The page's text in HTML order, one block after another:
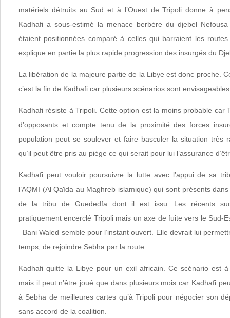
matériels détruits au Sud et à l’Ouest de Tripoli donne à
Kadhafi a sous-estimé la menace berbère du djebel
étaient positionnées comparé à celles qui barraient les
explique en partie la plus rapide progression des insurgés du
La libération de la majeure partie de la Libye est donc proche.
c’est la fin de Kadhafi car plusieurs scénarios sont
Kadhafi résiste à Tripoli. Cette option est la moins probable car
d’opposants et compte tenu de la proximité des forces
population peut se soulever et faire basculer la situation très
qu’il peut être pris au piège ce qui serait pour lui l’assurance
Kadhafi peut vouloir poursuivre la lutte avec l’appui de sa
l’AQMI (Al Qaïda au Maghreb islamique) qui sont présents
de la tribu de Guededfa dont il est issu. Les récents
pratiquement encerclé Tripoli mais un axe de fuite vers le Sud-
–Bani Waled semble pour l’instant ouvert. Elle devrait lui
temps, de rejoindre Sebha par la route.
Kadhafi quitte la Libye pour un exil africain. Ce scénario est
mais il peut n’être joué que dans plusieurs mois car Kadhafi
à Sebha de meilleures cartes qu’à Tripoli pour négocier son
sans accord de la coalition.